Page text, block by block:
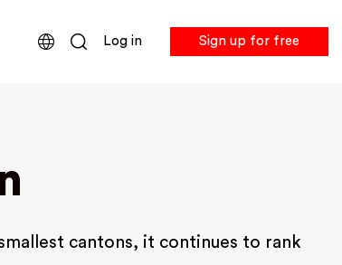
Log in Sign up for free
cantons, it continues to rank